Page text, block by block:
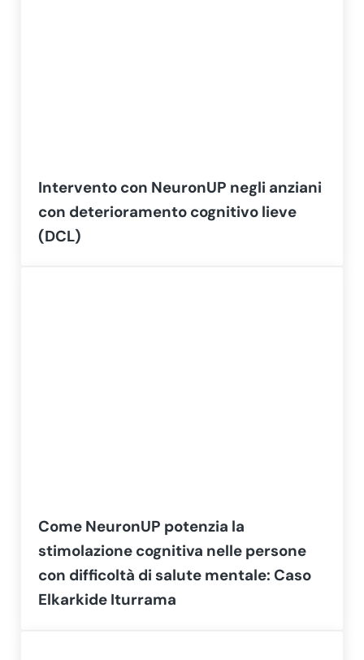
Intervento con NeuronUP negli anziani
con deterioramento cognitivo lieve
(DCL)
Come NeuronUP potenzia la
stimolazione cognitiva nelle persone
con difficoltà di salute mentale: Caso
Elkarkide Iturrama